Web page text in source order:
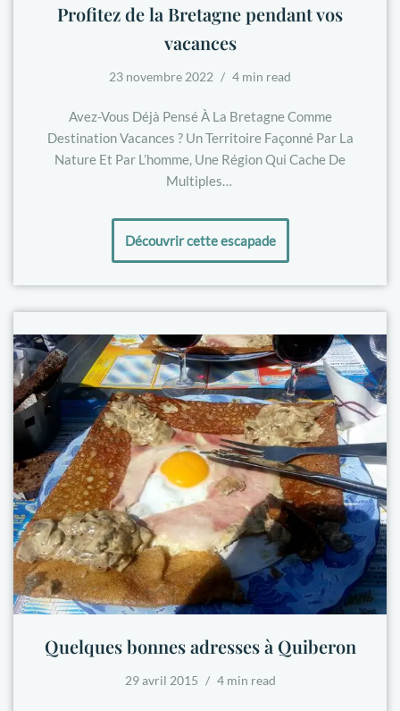
Profitez de la Bretagne pendant vos
vacances
23 novembre 2022 4 min read
Avez-Vous Déjà Pensé À La Bretagne Comme
Destination Vacances ? Un Territoire Façonné Par La
Nature Et Par L’homme, Une Région Qui Cache De
Multiples…
Découvrir cette escapade
Quelques bonnes adresses à Quiberon
29 avril 2015 4 min read